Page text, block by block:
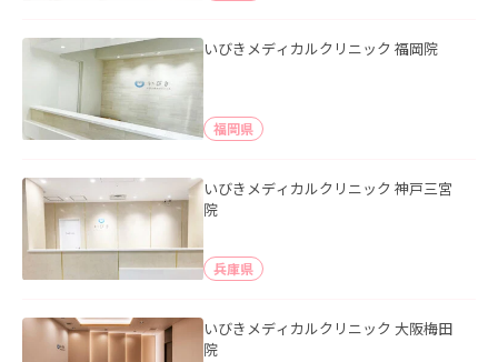
いびきメディカルクリニック 福岡院
福岡県
いびきメディカルクリニック 神戸三宮
院
兵庫県
いびきメディカルクリニック 大阪梅田
院